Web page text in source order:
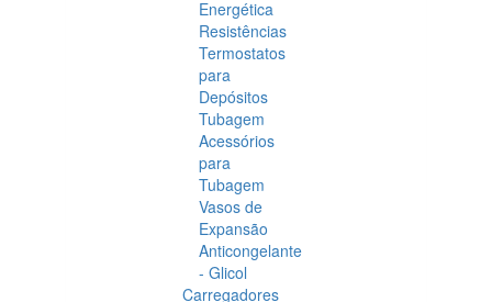
Energética
Resistências
Termostatos
para
Depósitos
Tubagem
Acessórios
para
Tubagem
Vasos de
Expansão
Anticongelante
- Glicol
Carregadores